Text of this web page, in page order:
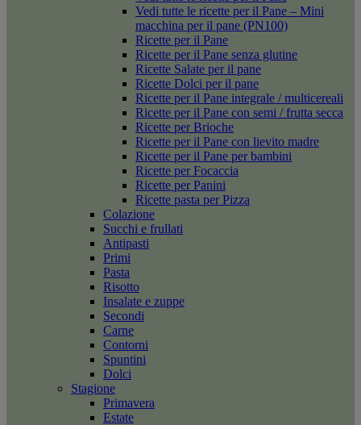
Vedi tutte le ricette per il Pane – Mini
macchina per il pane (PN100)
Ricette per il Pane
Ricette per il Pane senza glutine
Ricette Salate per il pane
Ricette Dolci per il pane
Ricette per il Pane integrale / multicereali
Ricette per il Pane con semi / frutta secca
Ricette per Brioche
Ricette per il Pane con lievito madre
Ricette per il Pane per bambini
Ricette per Focaccia
Ricette per Panini
Ricette pasta per Pizza
Colazione
Succhi e frullati
Antipasti
Primi
Pasta
Risotto
Insalate e zuppe
Secondi
Carne
Contorni
Spuntini
Dolci
Stagione
Primavera
Estate